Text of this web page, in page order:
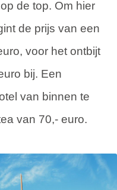
de top. Om hier
de prijs van een
voor het ontbijt
bij. Een
van binnen te
van 70,- euro.